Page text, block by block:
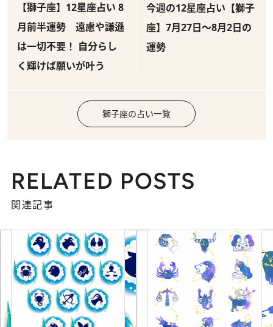
【獅子座】12星座占い 8
月前半運勢 遠慮や謙遜
は一切不要！ 自分らし
く輝けば願いが叶う
今週の12星座占い【獅子
座】7月27日～8月2日の
運勢
獅子座の占い一覧
RELATED POSTS
関連記事